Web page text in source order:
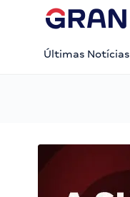
Últimas Notícias